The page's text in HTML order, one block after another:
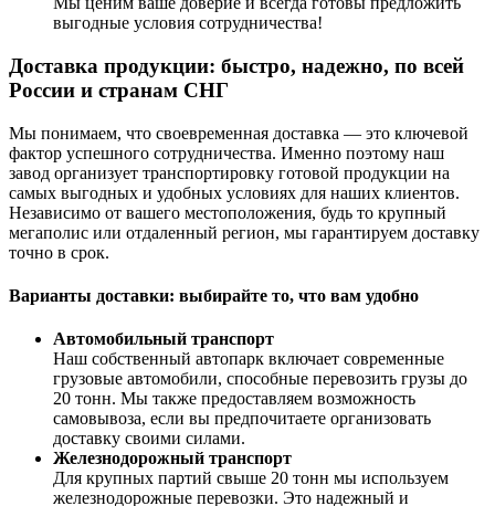
выгодные условия сотрудничества!
Доставка продукции: быстро, надежно, по всей
России и странам СНГ
Мы понимаем, что своевременная доставка — это ключевой
фактор успешного сотрудничества. Именно поэтому наш
завод организует транспортировку готовой продукции на
самых выгодных и удобных условиях для наших клиентов.
Независимо от вашего местоположения, будь то крупный
мегаполис или отдаленный регион, мы гарантируем доставку
точно в срок.
Варианты доставки: выбирайте то, что вам удобно
Автомобильный транспорт
Наш собственный автопарк включает современные
грузовые автомобили, способные перевозить грузы до
20 тонн. Мы также предоставляем возможность
самовывоза, если вы предпочитаете организовать
доставку своими силами.
Железнодорожный транспорт
Для крупных партий свыше 20 тонн мы используем
железнодорожные перевозки. Это надежный и